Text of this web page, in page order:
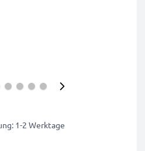
1-2 Werktage